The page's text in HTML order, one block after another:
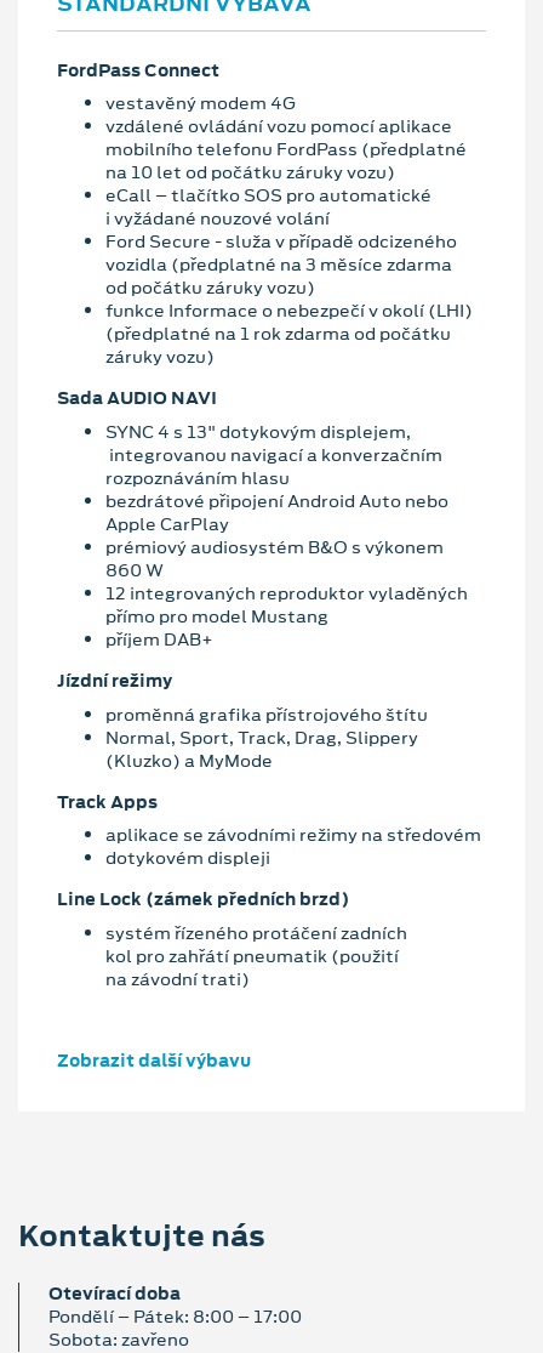
FordPass Connect
vestavěný modem 4G
vzdálené ovládání vozu pomocí aplikace
mobilního telefonu FordPass (předplatné
na 10 let od počátku záruky vozu)
eCall – tlačítko SOS pro automatické
i vyžádané nouzové volání
Ford Secure - služa v případě odcizeného
vozidla (předplatné na 3 měsíce zdarma
od počátku záruky vozu)
funkce Informace o nebezpečí v okolí (LHI)
(předplatné na 1 rok zdarma od počátku
záruky vozu)
Sada AUDIO NAVI
SYNC 4 s 13" dotykovým displejem,
integrovanou navigací a konverzačním
rozpoznáváním hlasu
bezdrátové připojení Android Auto nebo
Apple CarPlay
prémiový audiosystém B&O s výkonem
860 W
12 integrovaných reproduktor vyladěných
přímo pro model Mustang
příjem DAB+
Jízdní režimy
proměnná grafika přístrojového štítu
Normal, Sport, Track, Drag, Slippery
(Kluzko) a MyMode
Track Apps
aplikace se závodními režimy na středovém
dotykovém displeji
Line Lock (zámek předních brzd)
systém řízeného protáčení zadních
kol pro zahřátí pneumatik (použití
na závodní trati)
Zobrazit další výbavu
Kontaktujte nás
Otevírací doba
Pondělí – Pátek: 8:00 – 17:00
Sobota: zavřeno